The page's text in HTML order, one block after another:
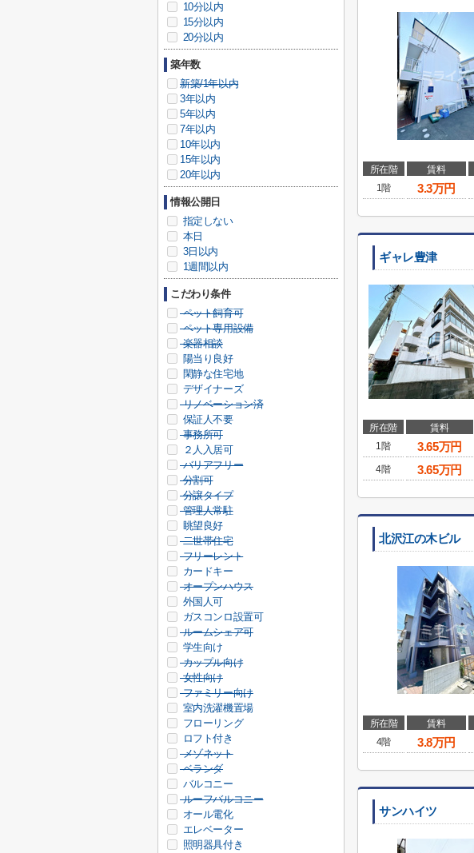
所在階 賃料
1階
3.3万円
ギャレ豊津
所在階 賃料
1階
3.65万円
4階
3.65万円
北沢江の木ビル
所在階 賃料
4階
3.8万円
サンハイツ
10分以内
15分以内
20分以内
築年数
新築/1年以内
3年以内
5年以内
7年以内
10年以内
15年以内
20年以内
情報公開日
指定しない
本日
3日以内
1週間以内
こだわり条件
ペット飼育可
ペット専用設備
楽器相談
陽当り良好
閑静な住宅地
デザイナーズ
リノベーション済
保証人不要
事務所可
２人入居可
バリアフリー
分割可
分譲タイプ
管理人常駐
眺望良好
二世帯住宅
フリーレント
カードキー
オープンハウス
外国人可
ガスコンロ設置可
ルームシェア可
学生向け
カップル向け
女性向け
ファミリー向け
室内洗濯機置場
フローリング
ロフト付き
メゾネット
ベランダ
バルコニー
ルーフバルコニー
オール電化
エレベーター
照明器具付き